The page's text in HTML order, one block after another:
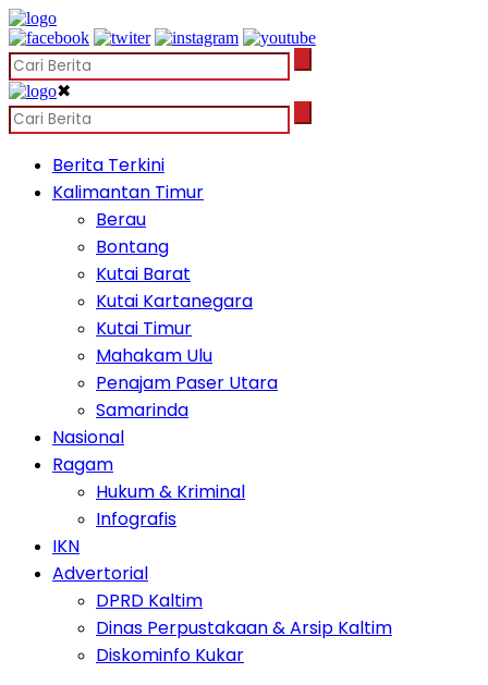
✖
Berita Terkini
Kalimantan Timur
Berau
Bontang
Kutai Barat
Kutai Kartanegara
Kutai Timur
Mahakam Ulu
Penajam Paser Utara
Samarinda
Nasional
Ragam
Hukum & Kriminal
Infografis
IKN
Advertorial
DPRD Kaltim
Dinas Perpustakaan & Arsip Kaltim
Diskominfo Kukar